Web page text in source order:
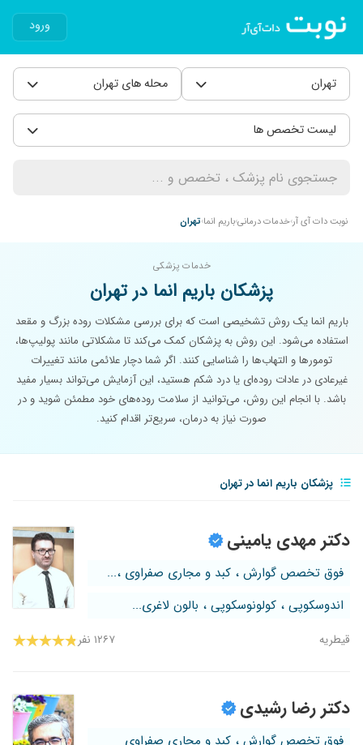
ورود
تهران محله های تهران
لیست تخصص ها
نوبت دات آی آر خدمات درمانیباریم انما تهران
خدمات پزشکی
پزشکان باریم انما در تهران
باریم انما یک روش تشخیصی است که برای بررسی مشکلات روده بزرگ و مقعد
استفاده می‌شود. این روش به پزشکان کمک می‌کند تا مشکلاتی مانند پولیپ‌ها،
تومورها و التهاب‌ها را شناسایی کنند. اگر شما دچار علائمی مانند تغییرات
غیرعادی در عادات روده‌ای یا درد شکم هستید، این آزمایش می‌تواند بسیار مفید
باشد. با انجام این روش، می‌توانید از سلامت روده‌های خود مطمئن شوید و در
صورت نیاز به درمان، سریع‌تر اقدام کنید.
پزشکان باریم انما در تهران
دکتر مهدی یامینی
فوق تخصص گوارش ، کبد و مجاری صفراوی ،...
اندوسکوپی ، کولونوسکوپی ، بالون لاغری...
قیطریه ۱۲۶۷ نفر
دکتر رضا رشیدی
فوق تخصص گوارش ، کبد و مجاری صفراوی